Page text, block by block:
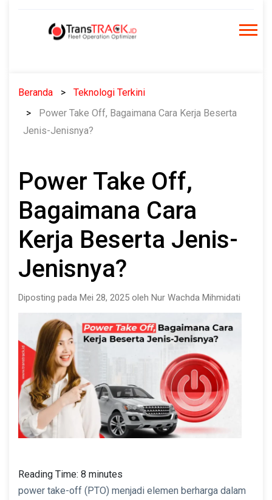
Beranda
Teknologi Terkini
Power Take Off, Bagaimana Cara Kerja Beserta
Jenis-Jenisnya?
Power Take Off,
Bagaimana Cara
Kerja Beserta Jenis-
Jenisnya?
Diposting pada Mei 28, 2025 oleh Nur Wachda Mihmidati
Reading Time: 8 minutes
power take-off (PTO) menjadi elemen berharga dalam